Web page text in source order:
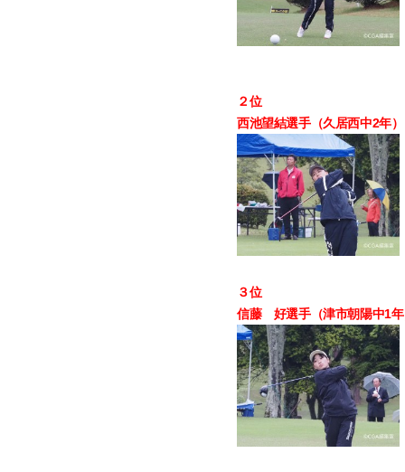
２位
西池望結選手（久居西中2
３位
信藤 好選手（津市朝陽中1